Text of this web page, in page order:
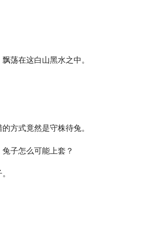
荡在这白山黑水之中。
方式竟然是守株待兔。
子怎么可能上套？